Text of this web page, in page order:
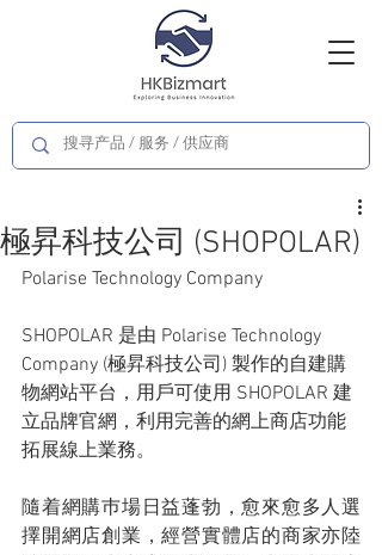
極昇科技公司 (SHOPOLAR)
Polarise Technology Company
SHOPOLAR 是由 Polarise Technology
Company (極昇科技公司) 製作的自建購
物網站平台，用戶可使用 SHOPOLAR 建
立品牌官網，利用完善的網上商店功能
拓展線上業務。
隨着網購巿場日益蓬勃，愈來愈多人選
擇開網店創業，經營實體店的商家亦陸